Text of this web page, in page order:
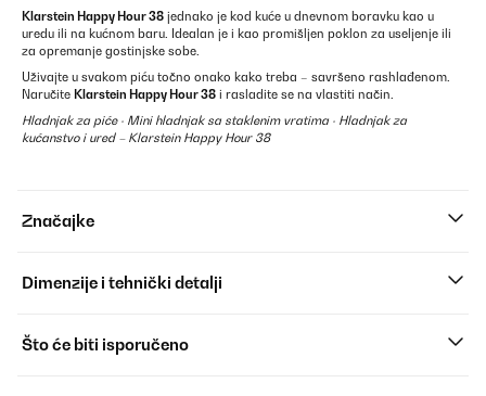
Klarstein Happy Hour 38 jednako je kod kuće u dnevnom boravku kao u
uredu ili na kućnom baru. Idealan je i kao promišljen poklon za useljenje ili
za opremanje gostinjske sobe.
Uživajte u svakom piću točno onako kako treba – savršeno rashlađenom.
Naručite Klarstein Happy Hour 38 i rasladite se na vlastiti način.
Hladnjak za piće · Mini hladnjak sa staklenim vratima · Hladnjak za
kućanstvo i ured – Klarstein Happy Hour 38
Značajke
Dimenzije i tehnički detalji
Što će biti isporučeno